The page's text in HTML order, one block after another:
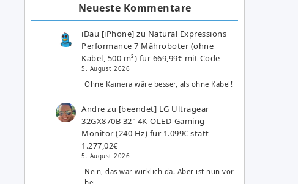
Neueste Kommentare
iDau [iPhone] zu Natural Expressions
Performance 7 Mähroboter (ohne
Kabel, 500 m²) für 669,99€ mit Code
5. August 2026
Ohne Kamera wäre besser, als ohne Kabel!
Andre zu [beendet] LG Ultragear
32GX870B 32″ 4K-OLED-Gaming-
Monitor (240 Hz) für 1.099€ statt
1.277,02€
5. August 2026
Nein, das war wirklich da. Aber ist nun vor